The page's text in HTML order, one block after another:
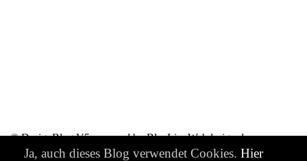
© DesignBlog V5 powered by BlueLionWebdesign.de
Ja, auch dieses Blog verwendet Cookies. Hier